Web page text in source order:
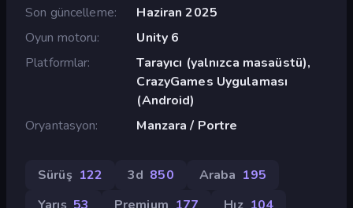
Son güncelleme
Haziran 2025
Oyun motoru
Unity 6
Platformlar
Tarayıcı (yalnızca masaüstü),
CrazyGames Uygulaması
(Android)
Oryantasyon
Manzara / Portre
Sürüş 122 3d 850 Araba 195